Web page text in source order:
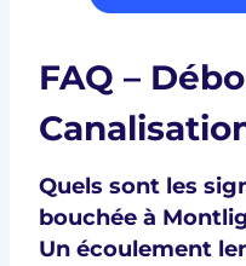
FAQ –
Quels sont les
bouchée à
Un écoulement